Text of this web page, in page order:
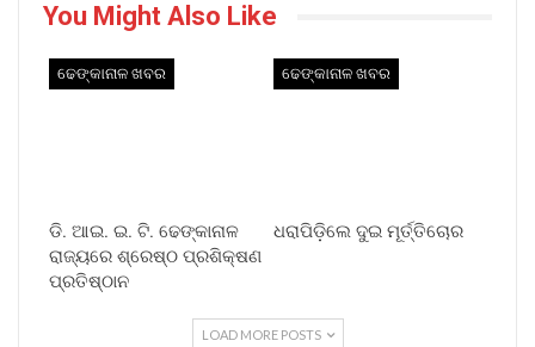
You Might Also Like
ଢେଙ୍କାନାଳ ଖବର
ଡି. ଆଇ. ଇ. ଟି. ଢେଙ୍କାନାଳ
ରାଜ୍ୟରେ ଶ୍ରେଷ୍ଠ ପ୍ରଶିକ୍ଷଣ
ପ୍ରତିଷ୍ଠାନ
ଢେଙ୍କାନାଳ ଖବର
ଧରାପିଡ଼ିଲେ ଦୁଇ ମୂର୍ତ୍ତିଚୋର
LOAD MORE POSTS